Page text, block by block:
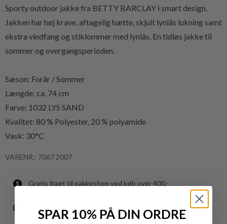
Sporty outdoor jakke fra BETTY BARCLAY i smart design.
Jakken har høj krave, aftagelig hætte, skjult lynlås lukning samt
ekstra vindfang og stiklommer med lynlås. En tidløs jakke til
sommer og overgangsperioden.
Sæson: Forår / Sommer
Længde: ca. 74 cm
Farve: 1032 LYS SAND
Kvalitet: 80 % Polyester, 20 % polyamide
Vask: 30*C
VARENR.: 7067 2007
Gratis fragt til pakkeshop ved køb over 400,-
Byt/Returnér i vores butikker
SPAR 10% PÅ DIN ORDRE